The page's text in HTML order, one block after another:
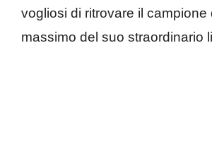
vogliosi di ritrovare il campione
massimo del suo straordinario